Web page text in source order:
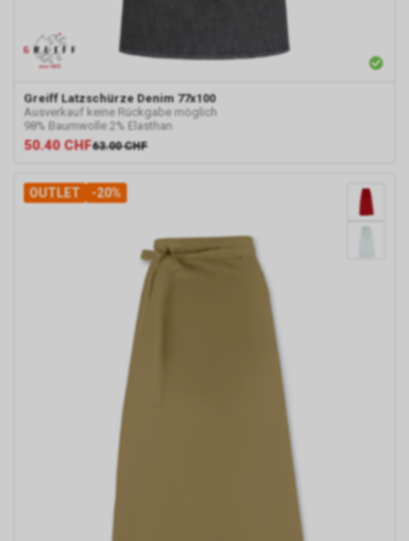
Greiff Latzschürze Denim 77x100
Ausverkauf keine Rückgabe möglich
98% Baumwolle 2% Elasthan
50.40 CHF63.00 CHF
OUTLET -20%
Interesse liegt in der Analyse,
wirtschaftlichen Betrieb unseres
Internetauftritts.
geschaltete Anzeige klicken,
speichert das von uns
eingesetzte Conversion-
Gültigkeit und dienen im Übrigen
nicht Ihrer persönlichen
Identifikation.
Sofern das Cookie noch gültig
ist und Sie eine bestimmte Seite
unseres Internetauftritts
besuchen, können sowohl wir
als auch Google auswerten,
dass Sie auf eine unserer bei
Google platzierten Anzeigen
geklickt haben und dass Sie
anschliessend auf unseren
Internetauftritt weitergeleitet
Informationen erstellt Google